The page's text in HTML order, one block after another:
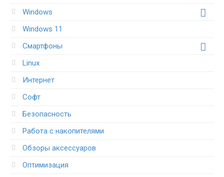
Windows
Windows 11
Смартфоны
Linux
Интернет
Софт
Безопасность
Работа с накопителями
Обзоры аксессуаров
Оптимизация